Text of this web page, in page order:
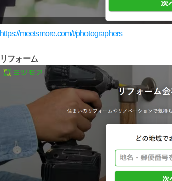
https://meetsmore.com/t/photographers
リフォーム